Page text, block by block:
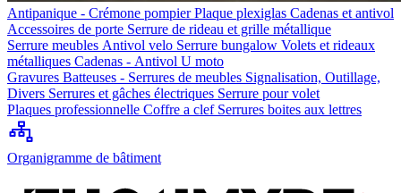
Antipanique - Crémone pompierPlaque plexiglas Cadenas et antivol
Accessoires de porte Serrure de rideau et grille métallique
Serrure meubles Antivol velo Serrure bungalow Volets et rideaux
métalliques Cadenas - Antivol U moto
Gravures Batteuses - Serrures de meubles Signalisation, Outillage,
Divers Serrures et gâches électriques Serrure pour volet
Plaques professionnelle Coffre a clef Serrures boites aux lettres
Organigramme de bâtiment